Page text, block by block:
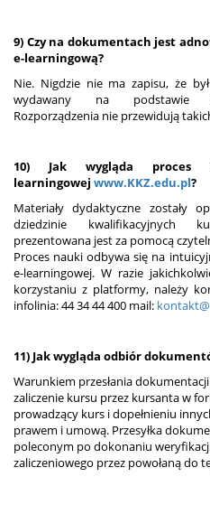
9) Czy na dokumentach jest
e-learningową?
Nie. Nigdzie nie ma zapisu, że
wydawany na podstawie
Rozporządzenia nie przewidują
10) Jak wygląda
learningowej www.KKZ.edu.pl?
Materiały dydaktyczne zostały
dziedzinie kwalifikacyjnych
prezentowana jest za pomocą
Proces nauki odbywa się na
e-learningowej. W razie
korzystaniu z platformy, należy
infolinia: 44 34 44 400 mail:
11) Jak wygląda odbiór
Warunkiem przesłania
zaliczenie kursu przez kursanta w
prowadzący kurs i dopełnieniu
prawem i umową. Przesyłka
poleconym po dokonaniu
zaliczeniowego przez powołaną do